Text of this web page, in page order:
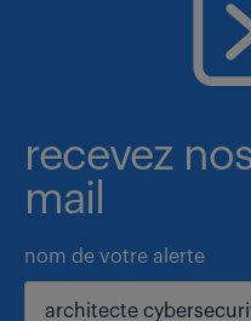
recevez
mail
nom de votre alerte